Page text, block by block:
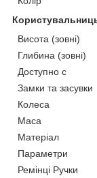
Висота (зовні)
Глибина (зовні)
Доступно с
Замки та засувки
Колеса
Маса
Матеріал
Параметри
Ремінці Ручки